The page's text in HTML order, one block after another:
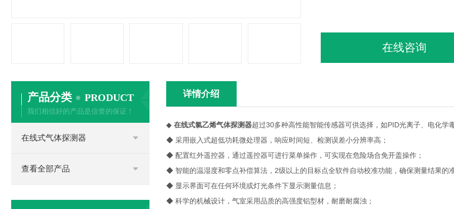
在线咨询
详情介绍
◆ 在线式氯乙烯气体探测器超过30多种高性能智能传感器可供选择，如PID光离子、电化学
◆ 采用嵌入式超低功耗微处理器，响应时间短、检测误差小分辨率高；
◆ 配置红外遥控器，通过遥控器可进行菜单操作，可实现在危险场合免开盖操作；
◆ 智能的温湿度和零点补偿算法，2级以上的目标点全软件自动校准功能，确保测量结果的
◆ 显示界面可在任何环境或灯光条件下显示测量信息；
◆ 科学的机械设计，气室采用品质的高强度铝型材，耐磨耐腐浊；
产品分类 PRODUCT
我们相信好的产品是信誉的保证！
在线式气体探测器
查看全部产品